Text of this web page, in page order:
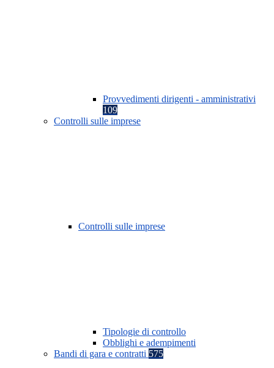
Provvedimenti dirigenti - amministrativi
109
Controlli sulle imprese
Controlli sulle imprese
Tipologie di controllo
Obblighi e adempimenti
Bandi di gara e contratti 575